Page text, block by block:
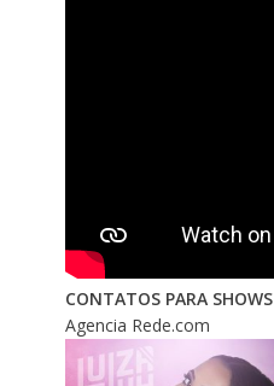
CONTATOS PARA SHOWS
Agencia Rede.com